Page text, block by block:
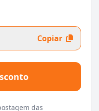
Copiar
das